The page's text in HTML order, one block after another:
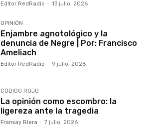
Editor RedRadio - 13 julio, 2026
OPINIÓN
Enjambre agnotológico y la
denuncia de Negre | Por: Francisco
Ameliach
Editor RedRadio - 9 julio, 2026
CÓDIGO ROJO
La opinión como escombro: la
ligereza ante la tragedia
Fransay Riera - 7 julio, 2026